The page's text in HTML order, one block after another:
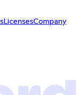
LicensesCompany